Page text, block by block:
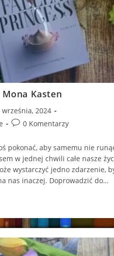
Kasten
września, 2024
Post0 Komentarzy
pokonać, aby samemu nie
w jednej chwili całe nasze
wystarczyć jedno zdarzenie,
nas inaczej. Doprowadzić do…